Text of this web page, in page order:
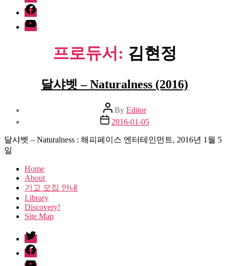
facebook
Youtube
프로듀서: 김현정
달샤벳 – Naturalness (2016)
Post
author
By Editor
Post
date
2016-01-05
달샤벳 – Naturalness : 해피페이스 엔터테인먼트, 2016년 1월 5
일
Home
About
기고 모집 안내
Library
Discovery!
Site Map
twitter
facebook
Youtube